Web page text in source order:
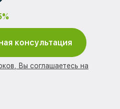
консультация
Вы соглашаетесь на